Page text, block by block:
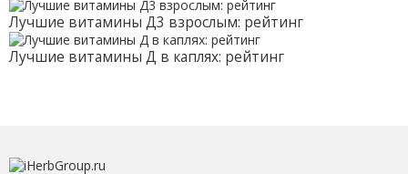
Лучшие витамины Д3 взрослым: рейтинг
Лучшие витамины Д в каплях: рейтинг